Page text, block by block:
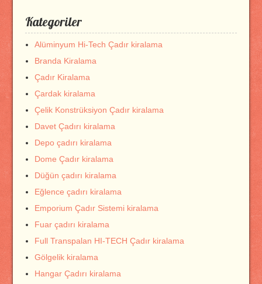
Kategoriler
Alüminyum Hi-Tech Çadır kiralama
Branda Kiralama
Çadır Kiralama
Çardak kiralama
Çelik Konstrüksiyon Çadır kiralama
Davet Çadırı kiralama
Depo çadırı kiralama
Dome Çadır kiralama
Düğün çadırı kiralama
Eğlence çadırı kiralama
Emporium Çadır Sistemi kiralama
Fuar çadırı kiralama
Full Transpalan HI-TECH Çadır kiralama
Gölgelik kiralama
Hangar Çadırı kiralama